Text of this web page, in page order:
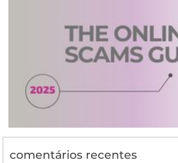
comentários recentes